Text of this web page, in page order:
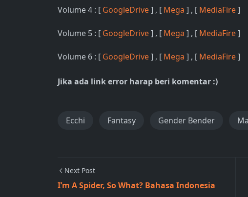
Volume 4 : [ GoogleDrive] , [ Mega ] , [ MediaFire]
Volume 5 : [ GoogleDrive] , [ Mega ] , [ MediaFire]
Volume 6 : [ GoogleDrive] , [ Mega ] , [ MediaFire]
Jika ada link error harap beri komentar :)
Ecchi Fantasy Gender Bender
Next Post
I’m A Spider, So What? Bahasa Indonesia